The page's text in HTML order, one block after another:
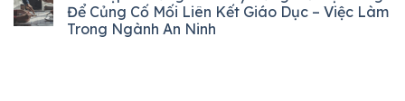
Để Củng Cố Mối Liên Kết Giáo Dục – Việc Làm
Trong Ngành An Ninh